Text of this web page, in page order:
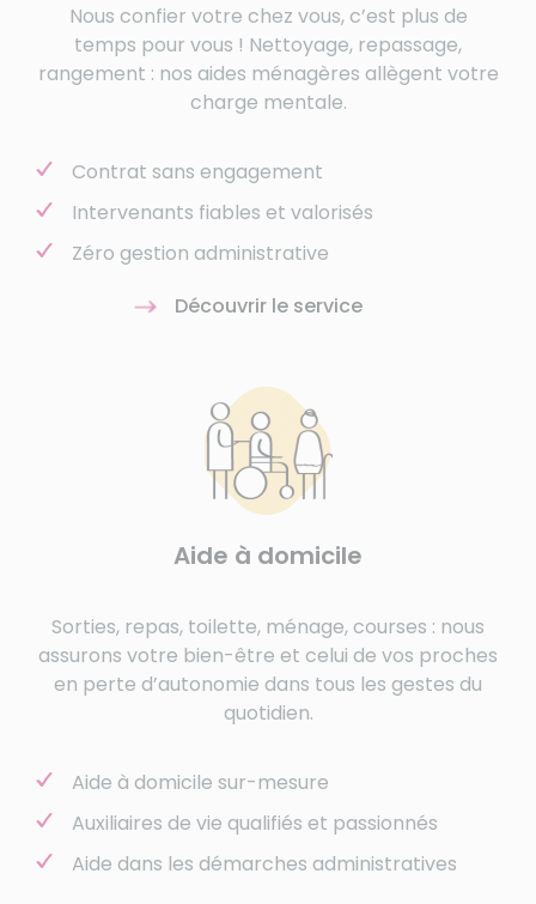
Nous confier votre chez vous, c’est plus de
temps pour vous ! Nettoyage, repassage,
rangement : nos aides ménagères allègent votre
charge mentale.
Contrat sans engagement
Intervenants fiables et valorisés
Zéro gestion administrative
Découvrir le service
Aide à domicile
Sorties, repas, toilette, ménage, courses : nous
assurons votre bien-être et celui de vos proches
en perte d’autonomie dans tous les gestes du
quotidien.
Aide à domicile sur-mesure
Auxiliaires de vie qualifiés et passionnés
Aide dans les démarches administratives